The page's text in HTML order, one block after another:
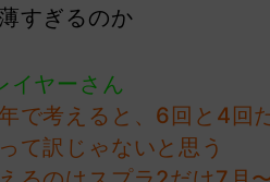
すぎるのか
イヤーさん
で考えると、6回と4回
て訳じゃないと思う